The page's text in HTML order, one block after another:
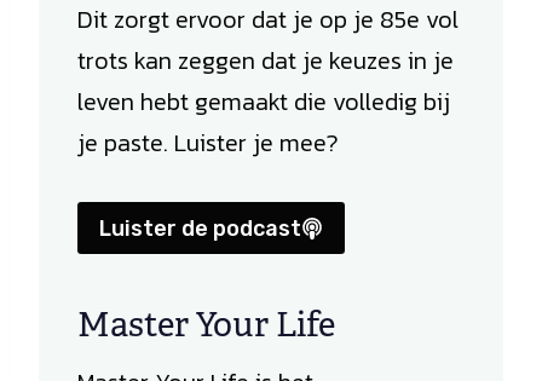
Dit zorgt ervoor dat je op je 85e vol
trots kan zeggen dat je keuzes in je
leven hebt gemaakt die volledig bij
je paste. Luister je mee?
Luister de podcast
Master Your Life